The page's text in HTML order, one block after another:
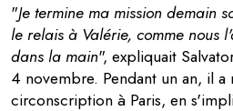
"Je termine ma mission demain
le relais à Valérie, comme nous
dans la main", expliquait
4 novembre. Pendant un an, il a
circonscription à Paris, en